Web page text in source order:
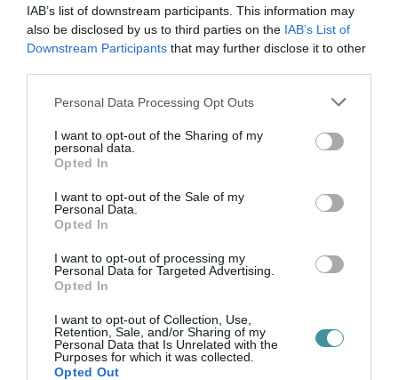
IAB’s list of downstream participants. This information may
also be disclosed by us to third parties on the IAB’s List of
Downstream Participants that may further disclose it to other
Please note that this website/app uses one or more Google
not limited to your visit or usage behaviour. You may click to
grant or deny consent to Google and its third-party tags to
use your data for below specified purposes in below Google
consent section.
Personal Data Processing Opt Outs
I want to opt-out of the Sharing of my
personal data.
Opted In
I want to opt-out of the Sale of my
Personal Data.
Opted In
I want to opt-out of processing my
Personal Data for Targeted Advertising.
Opted In
I want to opt-out of Collection, Use,
Retention, Sale, and/or Sharing of my
Personal Data that Is Unrelated with the
Purposes for which it was collected.
Opted Out
(forrás: police.hu)
Ne maradjon le a legfrissebb hírekről, kövessen
bennünket az EGRI ÜGYEK Google Hírek oldalán!
VISSZA A FŐOLDALRA
Legfrissebb híreink